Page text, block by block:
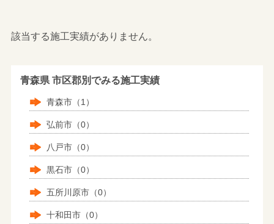
該当する施工実績がありません。
青森県 市区郡別でみる施工実績
青森市（1）
弘前市（0）
八戸市（0）
黒石市（0）
五所川原市（0）
十和田市（0）